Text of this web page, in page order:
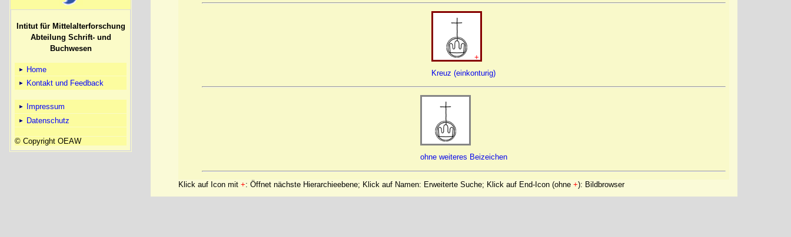
Intitut für Mittelalterforschung
Abteilung Schrift- und
Buchwesen
Home
Kontakt und Feedback
Impressum
Datenschutz
© Copyright OEAW
+
Kreuz (einkonturig)
ohne weiteres Beizeichen
Klick auf Icon mit +: Öffnet nächste Hierarchieebene; Klick auf Namen: Erweiterte Suche; Klick auf End-Icon (ohne +): Bildbrowser